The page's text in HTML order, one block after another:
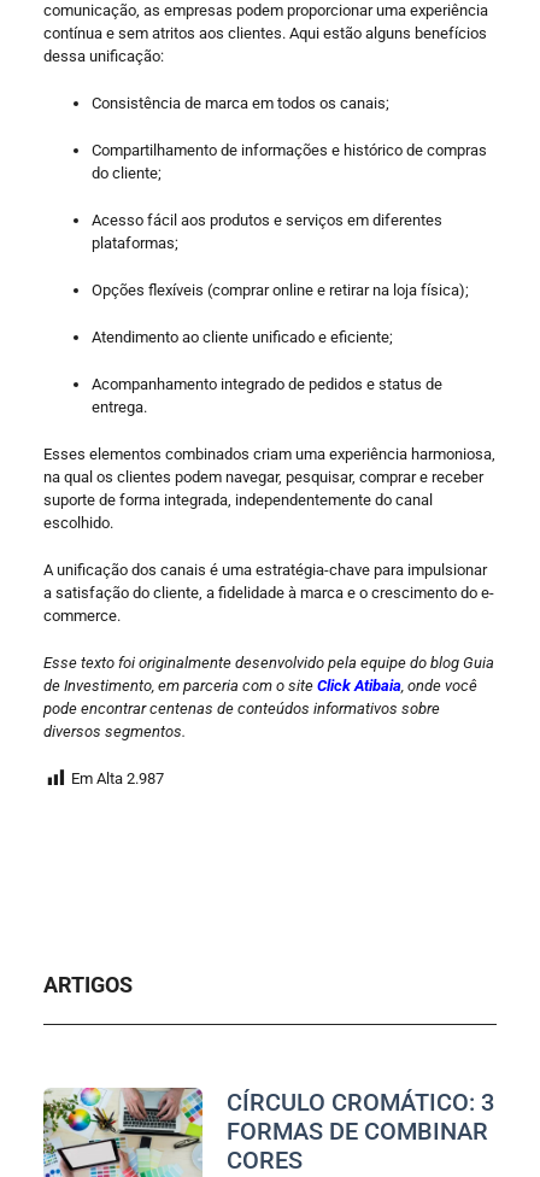
comunicação, as empresas podem proporcionar uma experiência
contínua e sem atritos aos clientes. Aqui estão alguns benefícios
dessa unificação:
Consistência de marca em todos os canais;
Compartilhamento de informações e histórico de compras
do cliente;
Acesso fácil aos produtos e serviços em diferentes
plataformas;
Opções flexíveis (comprar online e retirar na loja física);
Atendimento ao cliente unificado e eficiente;
Acompanhamento integrado de pedidos e status de
entrega.
Esses elementos combinados criam uma experiência harmoniosa,
na qual os clientes podem navegar, pesquisar, comprar e receber
suporte de forma integrada, independentemente do canal
escolhido.
A unificação dos canais é uma estratégia-chave para impulsionar
a satisfação do cliente, a fidelidade à marca e o crescimento do e-
commerce.
Esse texto foi originalmente desenvolvido pela equipe do blog Guia
de Investimento, em parceria com o site Click Atibaia, onde você
pode encontrar centenas de conteúdos informativos sobre
diversos segmentos.
Em Alta 2.987
ARTIGOS
CÍRCULO CROMÁTICO: 3
FORMAS DE COMBINAR
CORES